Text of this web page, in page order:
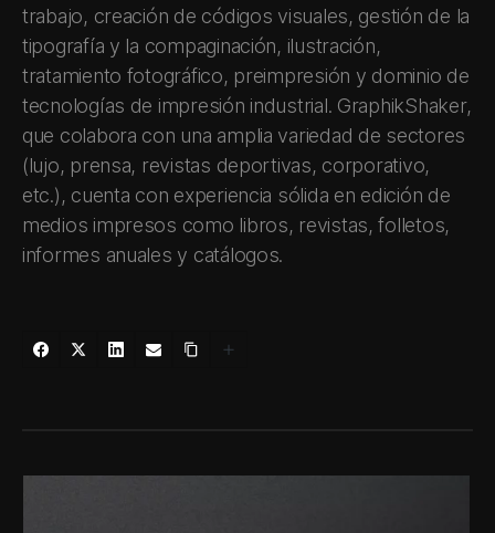
trabajo, creación de códigos visuales, gestión de la
tipografía y la compaginación, ilustración,
tratamiento fotográfico, preimpresión y dominio de
tecnologías de impresión industrial. GraphikShaker,
que colabora con una amplia variedad de sectores
(lujo, prensa, revistas deportivas, corporativo,
etc.), cuenta con experiencia sólida en edición de
medios impresos como libros, revistas, folletos,
informes anuales y catálogos.